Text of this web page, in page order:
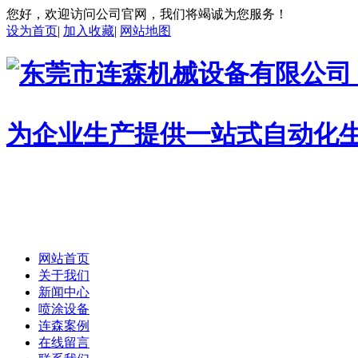
您好，欢迎访问公司官网，我们将竭诚为您服务！
设为首页| 加入收藏| 网站地图
为企业生产提供一站式自动化
网站首页
关于我们
新闻中心
喷涂设备
连森案例
在线留言